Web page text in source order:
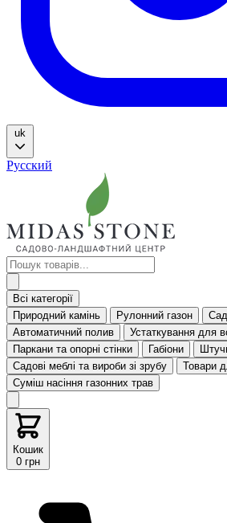
uk
Русский
Всі категорії
Природний камінь
Рулонний газон
Автоматичний полив
Устаткування для
Паркани та опорні стінки
Габіони
Садові меблі та вироби зі зрубу
Товари
Суміш насіння газонних трав
Кошик
0 грн